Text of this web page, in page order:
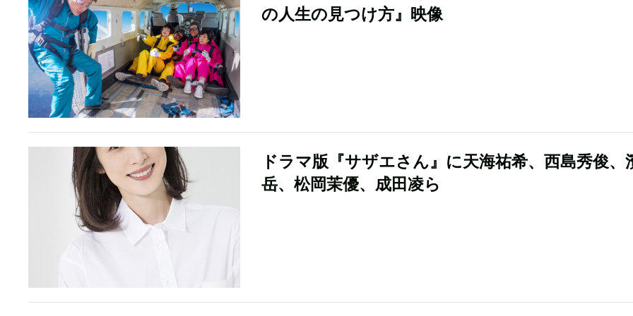
の人生の見つけ方』映像
ドラマ版『サザエさん』に天海祐希、西島秀俊、
岳、松岡茉優、成田凌ら